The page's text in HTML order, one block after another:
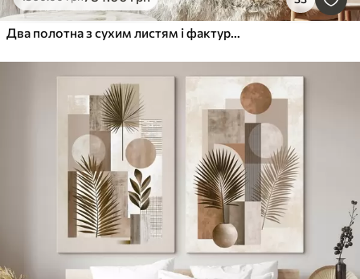
Два полотна з сухим листям і фактурними фігурами